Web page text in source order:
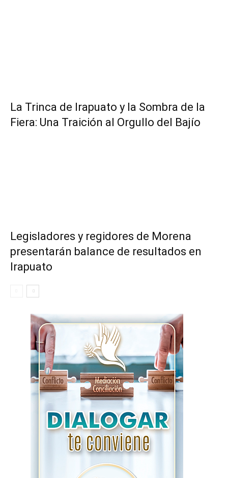
​La Trinca de Irapuato y la Sombra de la
Fiera: Una Traición al Orgullo del Bajío
Legisladores y regidores de Morena
presentarán balance de resultados en
Irapuato